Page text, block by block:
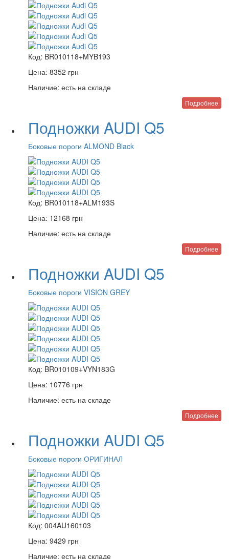
Код: BR010118+MYB193
Цена: 8352 грн
Наличие: есть на складе
Подробнее
Подножки AUDI Q5
Боковые пороги ALMOND Black
Код: BR010118+ALM193S
Цена: 12168 грн
Наличие: есть на складе
Подробнее
Подножки AUDI Q5
Боковые пороги VISION GREY
Код: BR010109+VYN183G
Цена: 10776 грн
Наличие: есть на складе
Подробнее
Подножки AUDI Q5
Боковые пороги ОРИГИНАЛ
Код: 004AU160103
Цена: 9429 грн
Наличие: есть на складе